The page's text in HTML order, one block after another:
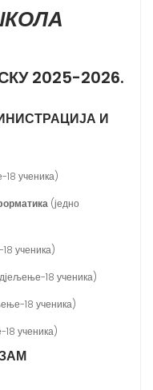
2025-2026.
И
18 ученика)
(једно
ученика)
18 ученика)
18 ученика)
ученика)